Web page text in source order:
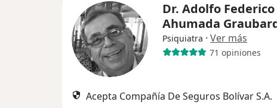
Dr. Adolfo Federico
Ahumada
Psiquiatra · Ver más
71 opiniones
Acepta Compañía De Seguros Bolívar S.A.